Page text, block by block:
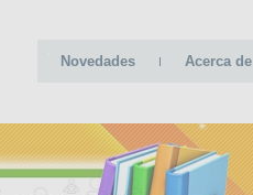
Novedades Acerca de